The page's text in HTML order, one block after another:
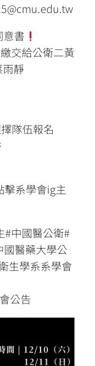
意書
交給公衛二黃
雨靜
隊伍報名
擊系學會ig主
#中國醫公衛#
國醫藥大學公
生學系系學會
公告